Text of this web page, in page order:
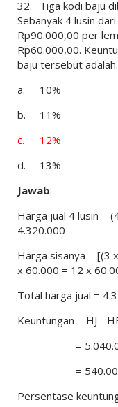
32.
Tiga kodi baju
Sebanyak 4 lusin
Rp90.000,00 per
Rp60.000,00.
baju tersebut
a.
10%
b.
11%
c.
12%
d.
13%
Jawab:
Harga jual 4 lusin =
4.320.000
Harga sisanya = [(3
x 60.000 = 12 x
Total harga jual =
Keuntungan = HJ -
=
=
Persentase